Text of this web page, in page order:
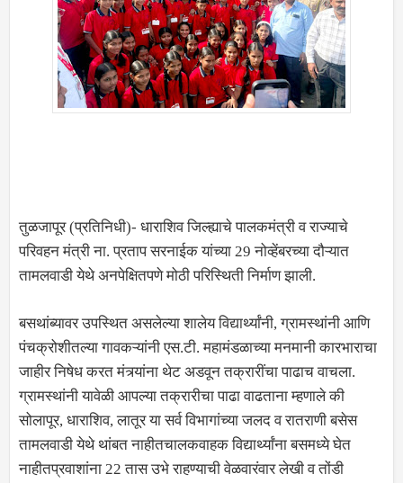
तुळजापूर (प्रतिनिधी)- धाराशिव जिल्ह्याचे पालकमंत्री व राज्याचे
परिवहन मंत्री ना. प्रताप सरनाईक यांच्या 29 नोव्हेंबरच्या दौऱ्यात
तामलवाडी येथे अनपेक्षितपणे मोठी परिस्थिती निर्माण झाली.
बसथांब्यावर उपस्थित असलेल्या शालेय विद्यार्थ्यांनी, ग्रामस्थांनी आणि
पंचक्रोशीतल्या गावकऱ्यांनी एस.टी. महामंडळाच्या मनमानी कारभाराचा
जाहीर निषेध करत मंत्र्यांना थेट अडवून तक्रारींचा पाढाच वाचला.
ग्रामस्थांनी यावेळी आपल्या तक्रारीचा पाढा वाढताना म्हणाले की
सोलापूर, धाराशिव, लातूर या सर्व विभागांच्या जलद व रातराणी बसेस
तामलवाडी येथे थांबत नाहीतचालकवाहक विद्यार्थ्यांना बसमध्ये घेत
नाहीतप्रवाशांना 22 तास उभे राहण्याची वेळवारंवार लेखी व तोंडी